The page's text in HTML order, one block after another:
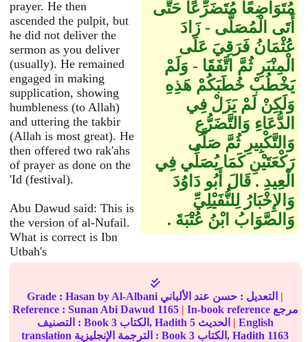
prayer. He then
ascended the pulpit, but
he did not deliver the
sermon as you deliver
(usually). He remained
engaged in making
supplication, showing
humbleness (to Allah)
and uttering the takbir
(Allah is most great). He
then offered two rak'ahs
of prayer as done on the
'Id (festival).
Abu Dawud said: This is
the version of al-Nufail.
What is correct is Ibn
Utbah's
مُتَوَاضِعًا مُتَضَرِّعًا حَتَّى
أَتَى الْمُصَلَّى - زَادَ
عُثْمَانُ فَرَقِيَ عَلَى
الْمِنْبَرِ ثُمَّ اتَّفَقَا - وَلَمْ
يَخْطُبْ خُطَبَكُمْ هَذِهِ
وَلَكِنْ لَمْ يَزَلْ فِي
الدُّعَاءِ وَالتَّضَرُّعِ
وَالتَّكْبِيرِ ثُمَّ صَلَّى
رَكْعَتَيْنِ كَمَا يُصَلِّي فِي
الْعِيدِ ‏.‏ قَالَ أَبُو دَاوُدَ
وَالإِخْبَارُ لِلنُّفَيْلِيِّ
وَالصَّوَابُ ابْنُ عُتْبَةَ ‏.‏
Grade :Hasan by Al-Albani التعديل : حسن
|
Reference : Sunan Abi Dawud 1165 | In-book reference مرجع
التصنيف : Book 3 الكتاب, Hadith 5 | English
translation الترجمة الإنجليزية : Book3 الكتاب, Hadith 1163